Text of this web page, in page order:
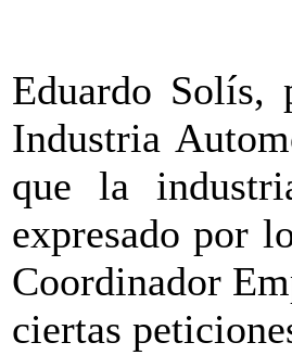
Eduardo Solís,
Industria
que la
expresado por
Coordinador
ciertas